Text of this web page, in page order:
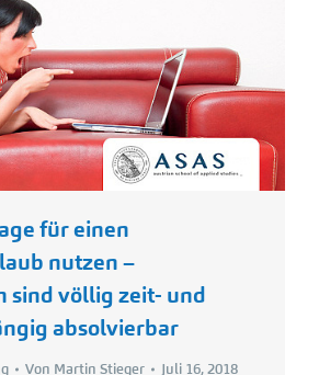
für einen
nutzen –
sind völlig zeit- und
absolvierbar
Von Martin Stieger Juli 16, 2018